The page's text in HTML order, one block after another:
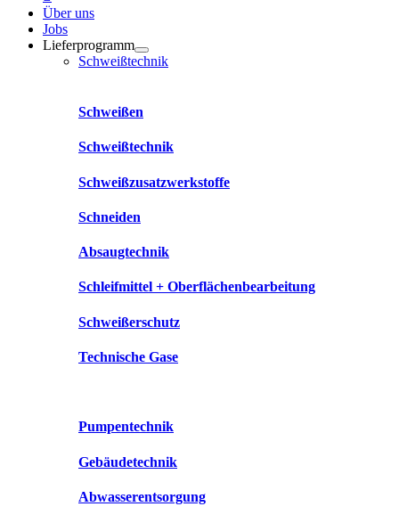
Über uns
Jobs
Lieferprogramm
Schweißtechnik
Schweißen
Schweißtechnik
Schweißzusatzwerkstoffe
Schneiden
Absaugtechnik
Schleifmittel + Oberflächenbearbeitung
Schweißerschutz
Technische Gase
Pumpentechnik
Gebäudetechnik
Abwasserentsorgung